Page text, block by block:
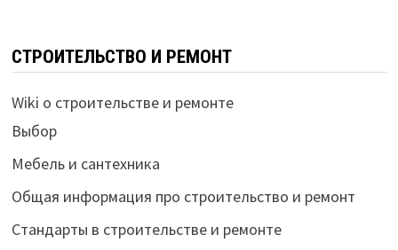
СТРОИТЕЛЬСТВО И РЕМОНТ
Wiki о строительстве и ремонте
Выбор
Мебель и сантехника
Общая информация про строительство и ремонт
Стандарты в строительстве и ремонте